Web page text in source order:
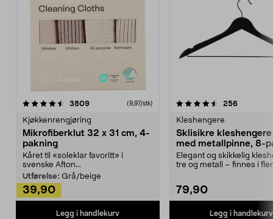
3809anmeldelser(9,97/stk)
Kjøkkenrengjøring
Mikrofiberklut 32 x 31 cm, 4-
pakning
Kåret til «soleklar favoritt» i
svenske Afton...
Utførelse: Grå/beige
39,90
Legg i handlekurv
4.5av 5 stjerner 256
Kleshengere
Sklisikre
med metallpinne, 8-
Elegant og skikkelig
tre og metall – finnes i
79,90
Legg i handlekurv
4.5av 5 stjerner